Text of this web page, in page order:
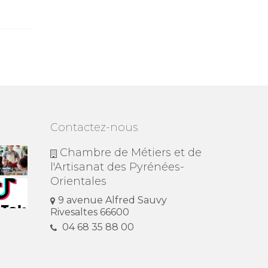
Contactez-nous
Chambre de Métiers et de
l'Artisanat des Pyrénées-
Orientales
9 avenue Alfred Sauvy
Rivesaltes 66600
04 68 35 88 00